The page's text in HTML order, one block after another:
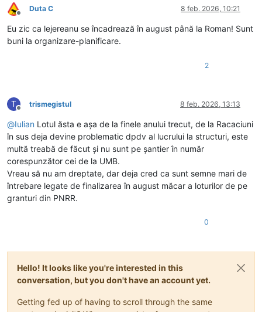
Deconectat
Duta C 8 feb. 2026, 10:21
Eu zic ca lejereanu se încadrează în august până la Roman! Sunt
buni la organizare-planificare.
2
T
Deconectat
trismegistul 8 feb. 2026, 13:13
@Iulian Lotul ăsta e așa de la finele anului trecut, de la Racaciuni
în sus deja devine problematic dpdv al lucrului la structuri, este
multă treabă de făcut și nu sunt pe șantier în număr
corespunzător cei de la UMB.
Vreau să nu am dreptate, dar deja cred ca sunt semne mari de
întrebare legate de finalizarea în august măcar a loturilor de pe
granturi din PNRR.
0
Hello! It looks like you're interested in this
conversation, but you don't have an account yet.
Getting fed up of having to scroll through the same